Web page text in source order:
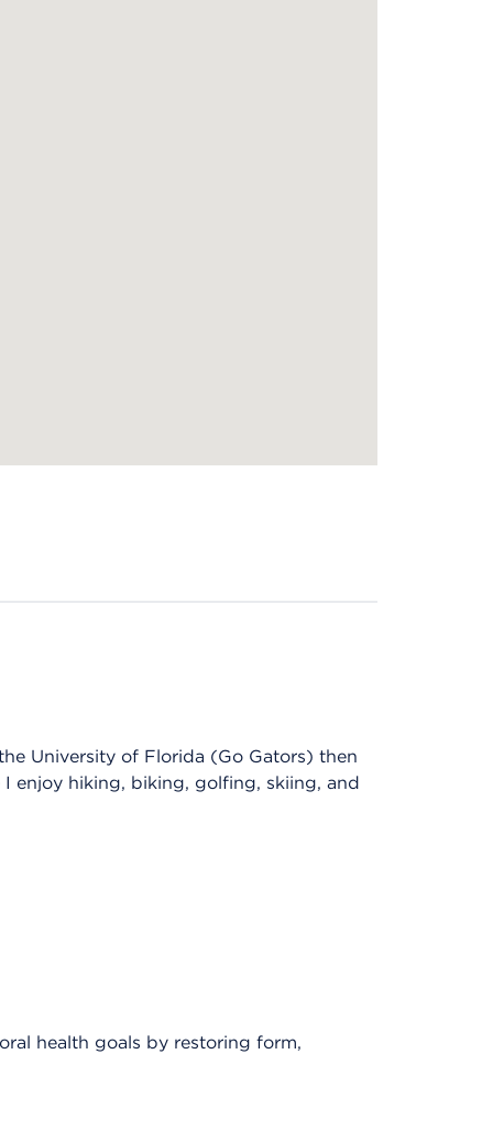
University of Florida (Go Gators) then
enjoy hiking, biking, golfing, skiing, and
health goals by restoring form,